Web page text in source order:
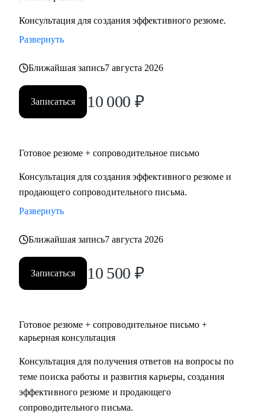
адаптировать опыт под целевую роль.
• Помогу подготовиться к собеседованиям:
карьерных кейсов.
• Помогу выстроить стратегию поиска работы: выбор
целевых ролей и компаний, усиление профиля, повышение
количества релевантных приглашений.
конверсию из откликов в интервью и усилить позицию
Кому могу помочь:
• Специалистам в сфере информационных технологий:
аналитикам, специалистам по данным.
• Специалистам цифровых профессий: маркетинг, продукт,
аналитика, электронная коммерция.
• Руководителям команд и менеджерам в IT- и цифровых
• Тем, кто планирует переход в сферу информационных
технологий или хочет сменить карьерное направление
Консультация для создания эффективного резюме.
Развернуть
Ближайшая запись7 августа 2026
Записаться 10 000 ₽
Готовое резюме + сопроводительное письмо
Консультация для создания эффективного резюме и
продающего сопроводительного письма.
Развернуть
Ближайшая запись7 августа 2026
Записаться 10 500 ₽
Готовое резюме + сопроводительное письмо +
карьерная консультация
Консультация для получения ответов на вопросы по
теме поиска работы и развития карьеры, создания
эффективного резюме и продающего
сопроводительного письма.